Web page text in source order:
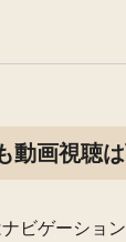
動画視聴
ビゲーショ